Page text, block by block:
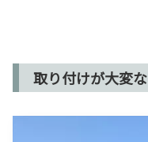
取り付けが大変